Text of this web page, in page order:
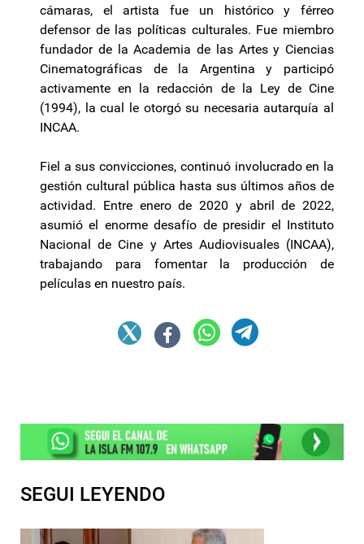
cámaras, el artista fue un histórico y férreo
defensor de las políticas culturales. Fue miembro
fundador de la Academia de las Artes y Ciencias
Cinematográficas de la Argentina y participó
activamente en la redacción de la Ley de Cine
(1994), la cual le otorgó su necesaria autarquía al
INCAA.
Fiel a sus convicciones, continuó involucrado en la
gestión cultural pública hasta sus últimos años de
actividad. Entre enero de 2020 y abril de 2022,
asumió el enorme desafío de presidir el Instituto
Nacional de Cine y Artes Audiovisuales (INCAA),
trabajando para fomentar la producción de
películas en nuestro país.
SEGUI LEYENDO